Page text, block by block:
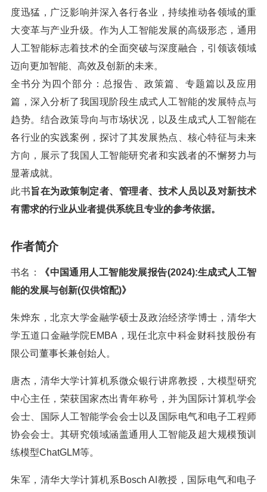
度迅猛，广泛影响并深入各行各业，持续推动各领域的重
大变革与产业升级。作为人工智能发展的高级形态，通用
人工智能标志着技术的全面突破与深度融合，引领该领域
迈向更加智能、高效及创新的未来。
全书分为四个部分：总报告、政策篇、专题篇以及应用
篇，深入分析了我国现阶段生成式人工智能的发展特点与
趋势。结合政策导向与市场状况，以及生成式人工智能在
各行业的实践案例，探讨了其发展热点、核心特征与未来
方向，展示了我国人工智能研究者和实践者的不懈努力与
显著成就。
此书旨在为政策制定者、管理者、技术人员以及对新技术
有需求的行业从业者提供系统且专业的参考依据。
作者简介
书名：
《中国通用人工智能发展报告(2024):生成式人工智
能的发展与创新(仅供馆配)》
朱烨东，北京大学金融学硕士及政治经济学博士，清华大
学五道口金融学院EMBA，现任北京中科金财科技股份有
限公司董事长兼创始人。
唐杰，清华大学计算机系微众银行讲席教授，大模型研究
中心主任，荣获国家杰出青年称号，并为国际计算机学会
会士、国际人工智能学会会士以及国际电气和电子工程师
协会会士。其研究领域涵盖通用人工智能及超大规模预训
练模型ChatGLM等。
朱军，清华大学计算机系Bosch AI教授，国际电气和电子